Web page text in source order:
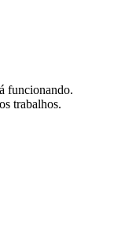
funcionando.
trabalhos.